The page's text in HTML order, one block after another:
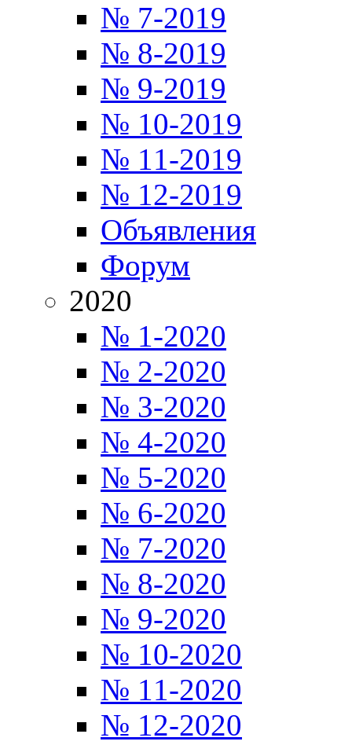
№ 7-2019
№ 8-2019
№ 9-2019
№ 10-2019
№ 11-2019
№ 12-2019
Объявления
Форум
2020
№ 1-2020
№ 2-2020
№ 3-2020
№ 4-2020
№ 5-2020
№ 6-2020
№ 7-2020
№ 8-2020
№ 9-2020
№ 10-2020
№ 11-2020
№ 12-2020